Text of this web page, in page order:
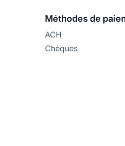
Méthodes de
ACH
Chèques